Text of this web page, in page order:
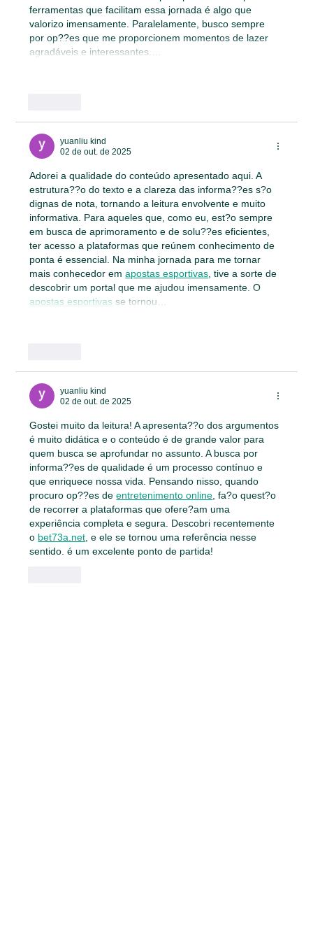
ferramentas que facilitam essa jornada é algo que
valorizo imensamente. Paralelamente, busco sempre
por op??es que me proporcionem momentos de lazer
agradáveis e interessantes.…
yuanliu kind
02 de out. de 2025
Adorei a qualidade do conteúdo apresentado aqui. A
estrutura??o do texto e a clareza das informa??es s?o
dignas de nota, tornando a leitura envolvente e muito
informativa. Para aqueles que, como eu, est?o sempre
em busca de aprimoramento e de solu??es eficientes,
ter acesso a plataformas que reúnem conhecimento de
ponta é essencial. Na minha jornada para me tornar
mais conhecedor em apostas esportivas, tive a sorte de
descobrir um portal que me ajudou imensamente. O
apostas esportivas se tornou…
yuanliu kind
02 de out. de 2025
Gostei muito da leitura! A apresenta??o dos argumentos
é muito didática e o conteúdo é de grande valor para
quem busca se aprofundar no assunto. A busca por
informa??es de qualidade é um processo contínuo e
que enriquece nossa vida. Pensando nisso, quando
procuro op??es de entretenimento online, fa?o quest?o
de recorrer a plataformas que ofere?am uma
experiência completa e segura. Descobri recentemente
o bet73a.net, e ele se tornou uma referência nesse
sentido. é um excelente ponto de partida!